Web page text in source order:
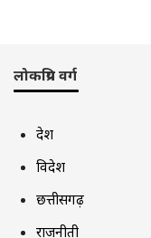
लोकप्रिय वर्ग
देश
विदेश
छत्तीसगढ़
राजनीती